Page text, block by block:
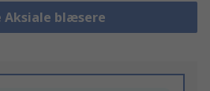
Aksiale blæsere